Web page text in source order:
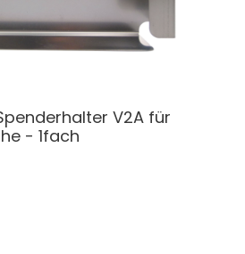
Spenderhalter V2A für
- 1fach